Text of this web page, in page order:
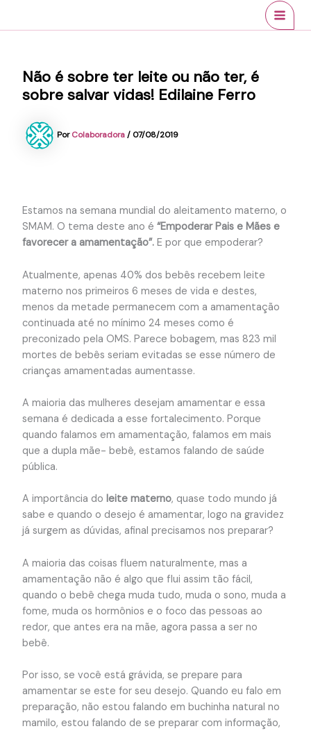
Não é sobre ter leite ou não ter, é
sobre salvar vidas! Edilaine Ferro
PorColaboradora/ 07/08/2019
Estamos na semana mundial do aleitamento materno, o
SMAM. O tema deste ano é “Empoderar Pais e Mães e
favorecer a amamentação”.E por que empoderar?
Atualmente, apenas 40% dos bebês recebem leite
materno nos primeiros 6 meses de vida e destes,
menos da metade permanecem com a amamentação
continuada até no mínimo 24 meses como é
preconizado pela OMS. Parece bobagem, mas 823 mil
mortes de bebês seriam evitadas se esse número de
crianças amamentadas aumentasse.
A maioria das mulheres desejam amamentar e essa
semana é dedicada a esse fortalecimento. Porque
quando falamos em amamentação, falamos em mais
que a dupla mãe- bebê, estamos falando de saúde
pública.
A importância do leite materno, quase todo mundo já
sabe e quando o desejo é amamentar, logo na gravidez
já surgem as dúvidas, afinal precisamos nos preparar?
A maioria das coisas fluem naturalmente, mas a
amamentação não é algo que flui assim tão fácil,
quando o bebê chega muda tudo, muda o sono, muda a
fome, muda os hormônios e o foco das pessoas ao
redor, que antes era na mãe, agora passa a ser no
bebê.
Por isso, se você está grávida, se prepare para
amamentar se este for seu desejo. Quando eu falo em
preparação, não estou falando em buchinha natural no
mamilo, estou falando de se preparar com informação,